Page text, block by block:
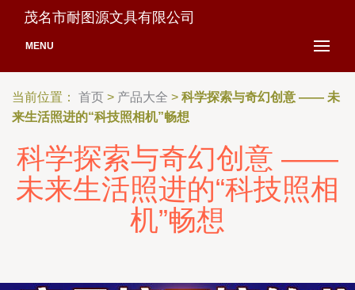
茂名市耐图源文具有限公司
MENU
当前位置： 首页 > 产品大全 > 科学探索与奇幻创意 —— 未
来生活照进的“科技照相机”畅想
科学探索与奇幻创意 ——
未来生活照进的“科技照相
机”畅想